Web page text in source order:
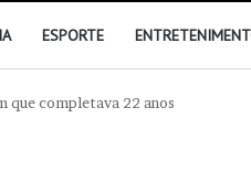
ESPORTE
que completava 22 anos